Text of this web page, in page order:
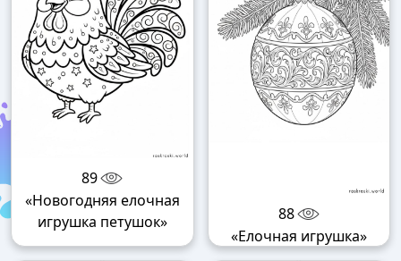
89
«Новогодняя елочная
игрушка петушок»
88
«Елочная игрушка»